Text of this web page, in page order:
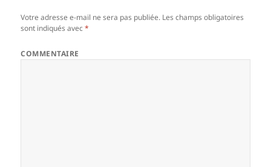
Votre adresse e-mail ne sera pas publiée. Les champs obligatoires
sont indiqués avec*
COMMENTAIRE